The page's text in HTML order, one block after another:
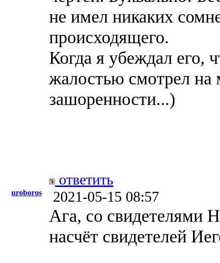
не имел никаких
происходящего.
Когда я убеждал его,
жалостью смотрел на
зашоренности...)
ответить
uroboros 2021-05-15 08:57
Ага, со свидетелями
насчёт свидетелей